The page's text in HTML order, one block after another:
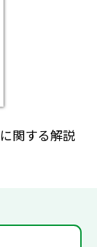
関する解説